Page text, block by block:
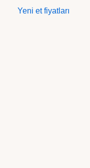
Yeni et fiyatları